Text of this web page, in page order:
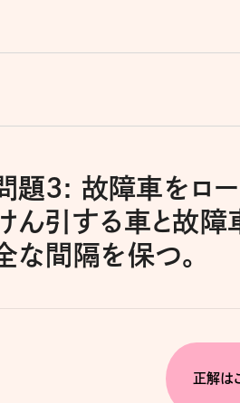
題3: 故障車をロー
ん引する車と故
な間隔を保つ。
正解は